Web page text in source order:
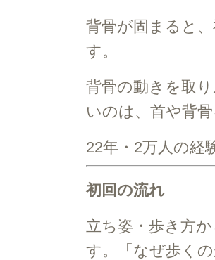
背骨が固まると
す。
背骨の動きを取
いのは、首や背
22年・2万人の経
初回の流れ
立ち姿・歩き方
す。「なぜ歩く